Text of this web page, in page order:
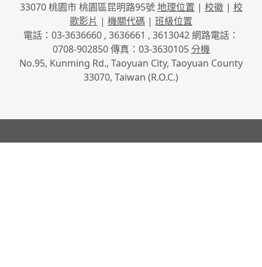
33070 桃園市 桃園區昆明路95號地理位置 | 校徽| 校
歌影片 | 機關代碼 | 班級位置
電話：03-3636660 , 3636661 , 3613042 網路電話：
0708-902850 傳真：03-3630105分機
No.95, Kunming Rd., Taoyuan City, Taoyuan County
33070, Taiwan (R.O.C.)